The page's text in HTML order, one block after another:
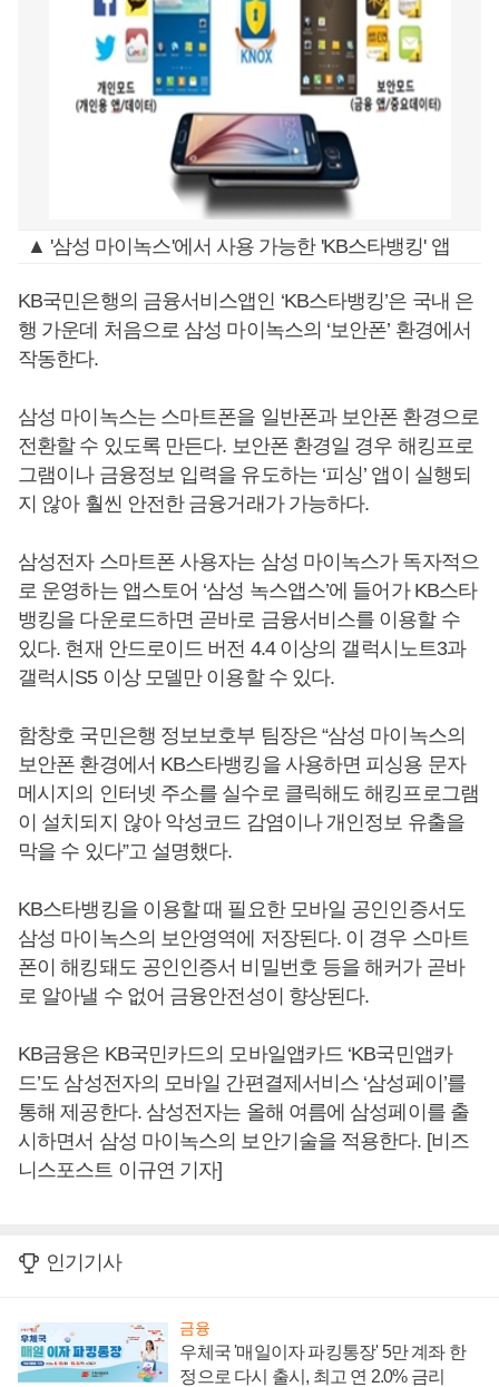
▲ '삼성 마이녹스'에서 사용 가능한 'KB스타뱅킹' 앱
KB국민은행의 금융서비스앱인 ‘KB스타뱅킹’은 국내 은
행 가운데 처음으로 삼성 마이녹스의 ‘보안폰’ 환경에서
작동한다.
삼성 마이녹스는 스마트폰을 일반폰과 보안폰 환경으로
전환할 수 있도록 만든다. 보안폰 환경일 경우 해킹프로
그램이나 금융정보 입력을 유도하는 ‘피싱’ 앱이 실행되
지 않아 훨씬 안전한 금융거래가 가능하다.
삼성전자 스마트폰 사용자는 삼성 마이녹스가 독자적으
로 운영하는 앱스토어 ‘삼성 녹스앱스’에 들어가 KB스타
뱅킹을 다운로드하면 곧바로 금융서비스를 이용할 수
있다. 현재 안드로이드 버전 4.4 이상의 갤럭시노트3과
갤럭시S5 이상 모델만 이용할 수 있다.
함창호 국민은행 정보보호부 팀장은 “삼성 마이녹스의
보안폰 환경에서 KB스타뱅킹을 사용하면 피싱용 문자
메시지의 인터넷 주소를 실수로 클릭해도 해킹프로그램
이 설치되지 않아 악성코드 감염이나 개인정보 유출을
막을 수 있다”고 설명했다.
KB스타뱅킹을 이용할 때 필요한 모바일 공인인증서도
삼성 마이녹스의 보안영역에 저장된다. 이 경우 스마트
폰이 해킹돼도 공인인증서 비밀번호 등을 해커가 곧바
로 알아낼 수 없어 금융안전성이 향상된다.
KB금융은 KB국민카드의 모바일앱카드 ‘KB국민앱카
드’도 삼성전자의 모바일 간편결제서비스 ‘삼성페이’를
통해 제공한다. 삼성전자는 올해 여름에 삼성페이를 출
시하면서 삼성 마이녹스의 보안기술을 적용한다. [비즈
니스포스트 이규연 기자]
인기기사
금융
우체국 '매일이자 파킹통장' 5만 계좌 한
정으로 다시 출시, 최고 연 2.0% 금리